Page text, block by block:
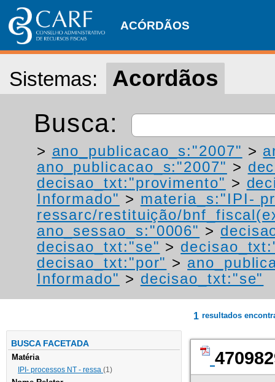
ACÓRDÃOS
Sistemas: Acordãos
Busca:
> ano_publicacao_s:"2007" >
ano_publicacao_s:"2007" >
decisao_txt:"provimento" >
Informado" > materia_s:"IPI-
ressarc/restituição/
ano_sessao_s:"0006" >
decisao_txt:"se" >
decisao_txt:"por" >
Informado" > decisao_txt:"se"
BUSCA FACETADA
Matéria
IPI- processos NT - ressa (1)
1 resultados